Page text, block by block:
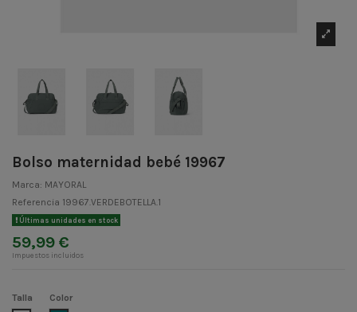
Bolso maternidad bebé 19967
Marca: MAYORAL
Referencia 19967.VERDEBOTELLA.1
Últimas unidades en stock
59,99 €
Impuestos incluidos
Talla
Color